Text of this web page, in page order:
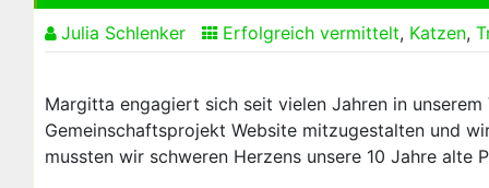
Julia Schlenker Erfolgreich vermittelt, Katzen,
Margitta engagiert sich seit vielen Jahren in
Gemeinschaftsprojekt Website mitzugestalten und
mussten wir schweren Herzens unsere 10 Jahre alte